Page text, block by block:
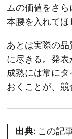
ムの価値をさ
本腰を入れてほ
あとは実際の
に尽きる。発
成熟には常に
おくことが、競
出典: この記